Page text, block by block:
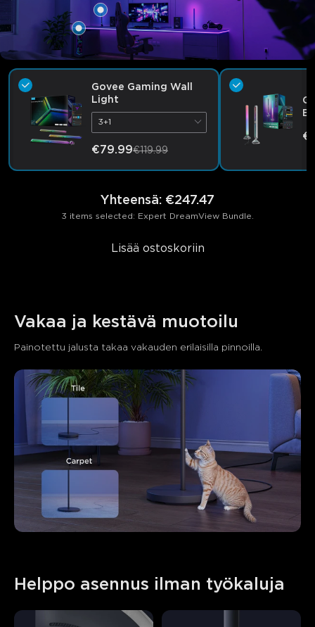
Govee Gaming Wall
Light
3+1
€79.99€119.99
Yhteensä: €247.47
3 items selected: Expert DreamView Bundle.
Lisää ostoskoriin
Vakaa ja kestävä muotoilu
Painotettu jalusta takaa vakauden erilaisilla pinnoilla.
Helppo asennus ilman työkaluja